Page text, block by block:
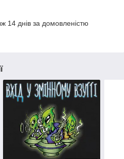
14 днів за домовленістю